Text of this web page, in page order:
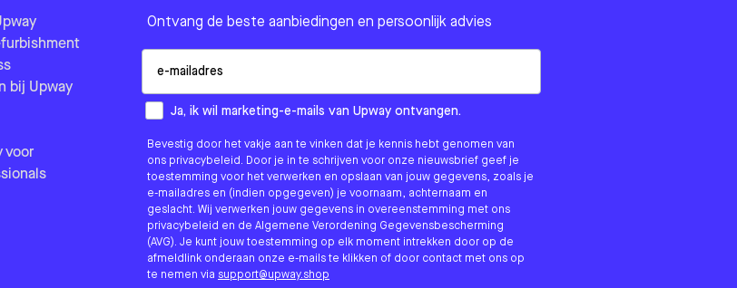
bij Upway
voor
Ontvang de beste aanbiedingen en persoonlijk advies
How would you like to hear from us?
Ja, ik wil marketing-e-mails van Upway ontvangen.
Bevestig door het vakje aan te vinken dat je kennis hebt genomen van
ons privacybeleid. Door je in te schrijven voor onze nieuwsbrief geef je
toestemming voor het verwerken en opslaan van jouw gegevens, zoals je
e-mailadres en (indien opgegeven) je voornaam, achternaam en
geslacht. Wij verwerken jouw gegevens in overeenstemming met ons
privacybeleid en de Algemene Verordening Gegevensbescherming
(AVG). Je kunt jouw toestemming op elk moment intrekken door op de
afmeldlink onderaan onze e-mails te klikken of door contact met ons op
te nemen via support@upway.shop